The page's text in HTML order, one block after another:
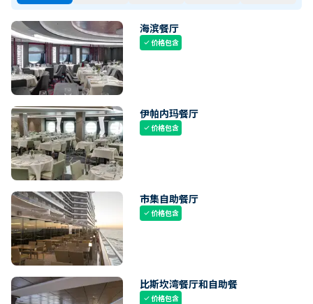
海滨餐厅
check价格包含
伊帕内玛餐厅
check价格包含
市集自助餐厅
check价格包含
比斯坎湾餐厅和自助餐
check价格包含